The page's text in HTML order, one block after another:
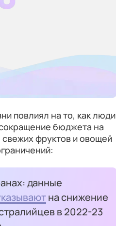
повлиял на то, как люди
бюджета на
фруктов и овощей
данные
на снижение
в 2022-23